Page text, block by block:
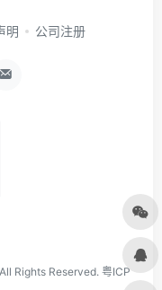
明 公司注册
All Rights Reserved. 粤ICP